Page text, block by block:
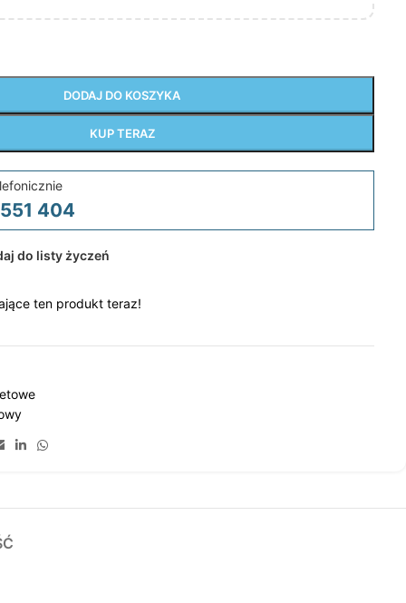
DODAJ DO KOSZYKA
KUP TERAZ
404
do listy życzeń
ten produkt teraz!